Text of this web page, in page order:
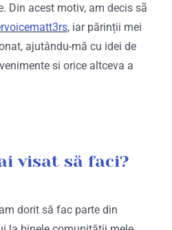
Din acest motiv, am decis sã
, iar părinții mei
ajutându-mă cu idei de
si orice altceva a
visat să faci?
dorit să fac parte din